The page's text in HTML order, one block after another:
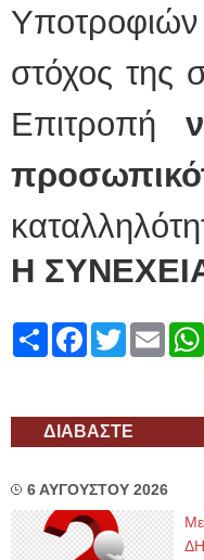
Υποτροφιών
στόχος της
Επιτροπή
Η
ShareFacebook
Twitter
ΔΙΑΒΑΣΤΕ
6 ΑΥΓΟΥΣΤΟΥ 2026